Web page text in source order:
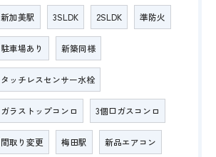
新加美駅 3SLDK 2SLDK 準防火
駐車場あり 新築同様
タッチレスセンサー水栓
ガラストップコンロ 3個口ガスコンロ
間取り変更 梅田駅 新品エアコン